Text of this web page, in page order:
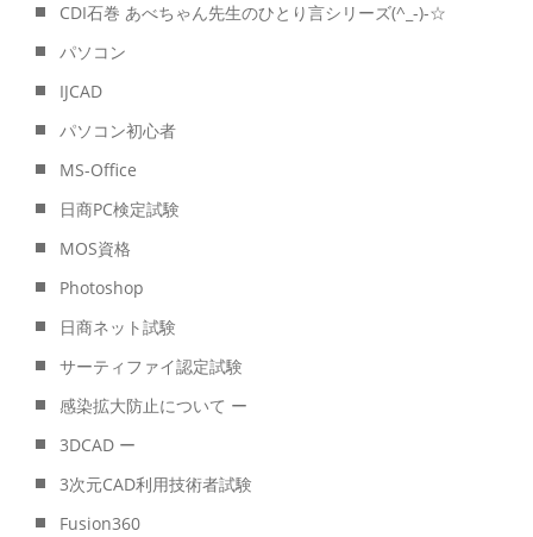
CDI石巻 あべちゃん先生のひとり言シリーズ(^_-)-☆
パソコン
IJCAD
パソコン初心者
MS-Office
日商PC検定試験
MOS資格
Photoshop
日商ネット試験
サーティファイ認定試験
感染拡大防止について ー
3DCAD ー
3次元CAD利用技術者試験
Fusion360